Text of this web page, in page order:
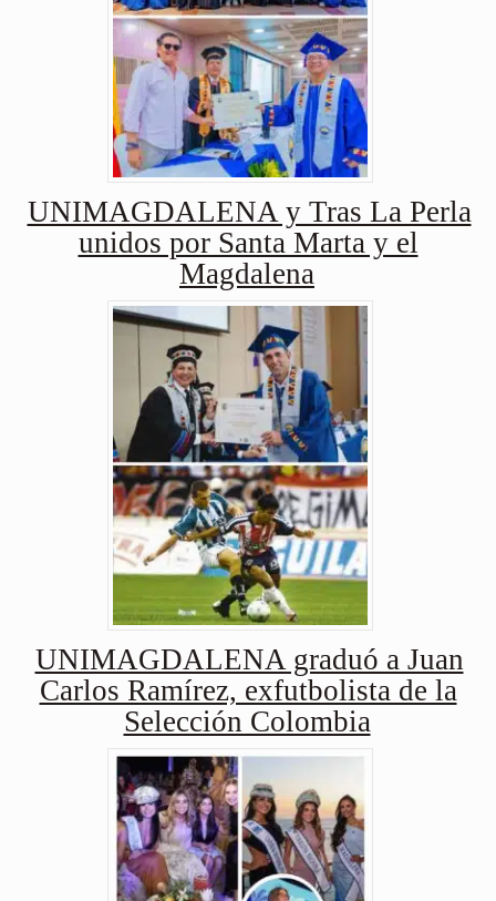
UNIMAGDALENA y Tras La Perla
unidos por Santa Marta y el
Magdalena
UNIMAGDALENA graduó a Juan
Carlos Ramírez, exfutbolista de la
Selección Colombia